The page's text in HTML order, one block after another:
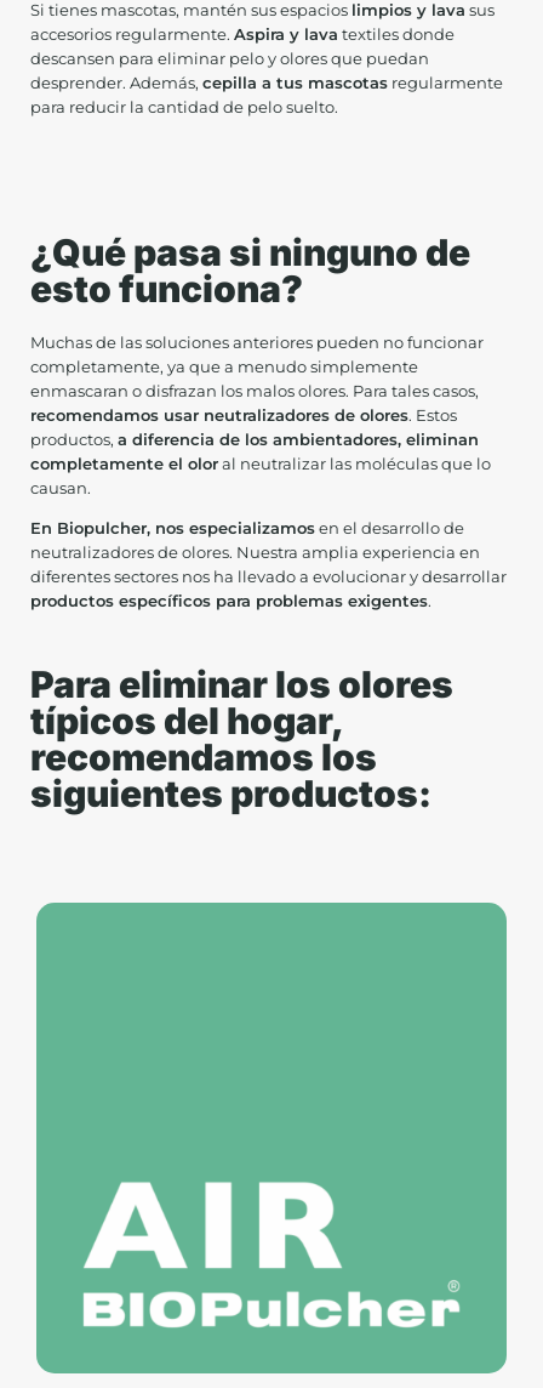
Si tienes mascotas, mantén sus espacios limpios y lava sus
accesorios regularmente. Aspira y lava textiles donde
descansen para eliminar pelo y olores que puedan
desprender. Además, cepilla a tus mascotas regularmente
para reducir la cantidad de pelo suelto.
¿Qué pasa si ninguno de
esto funciona?
Muchas de las soluciones anteriores pueden no funcionar
completamente, ya que a menudo simplemente
enmascaran o disfrazan los malos olores. Para tales casos,
recomendamos usar neutralizadores de olores. Estos
productos, a diferencia de los ambientadores, eliminan
completamente el olor al neutralizar las moléculas que lo
causan.
En Biopulcher, nos especializamos en el desarrollo de
neutralizadores de olores. Nuestra amplia experiencia en
diferentes sectores nos ha llevado a evolucionar y desarrollar
productos específicos para problemas exigentes.
Para eliminar los olores
típicos del hogar,
recomendamos los
siguientes productos: